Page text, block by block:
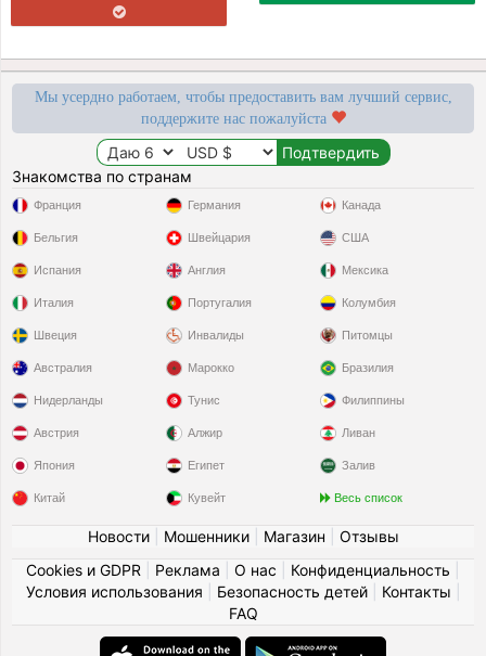
Мы усердно работаем, чтобы предоставить вам лучший сервис,
поддержите нас пожалуйста
Знакомства по странам
Франция
Бельгия
Испания
Италия
Швеция
Германия
Швейцария
Англия
Португалия
Инвалиды
Канада
США
Мексика
Колумбия
Питомцы
Австралия
Нидерланды
Австрия
Япония
Китай
Марокко
Тунис
Алжир
Египет
Кувейт
Бразилия
Филиппины
Ливан
Залив
Весь список
Новости| Мошенники| Магазин
Отзывы
Cookies и GDPR
Реклама О нас Конфиденциальность
Условия использования
Безопасность детей| Контакты
FAQ